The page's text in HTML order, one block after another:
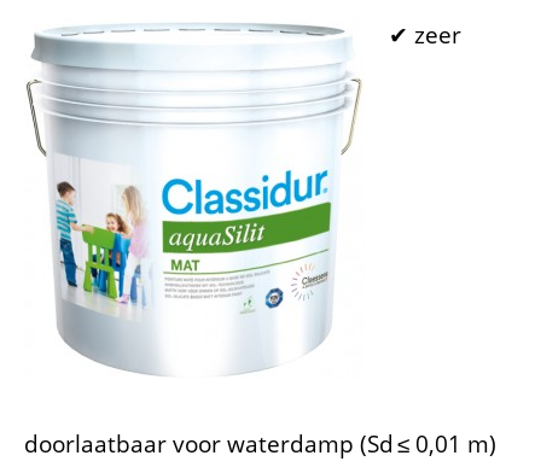
✔ zeer
doorlaatbaar voor waterdamp (Sd ≤ 0,01 m)